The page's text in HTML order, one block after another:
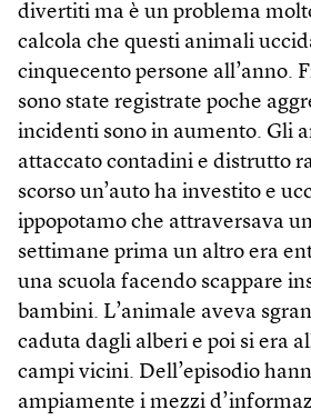
divertiti ma è un problema
calcola che questi animali
cinquecento persone all’anno.
sono state registrate poche
incidenti sono in aumento. Gli
attaccato contadini e distrutto
scorso un’auto ha investito e
ippopotamo che attraversava
settimane prima un altro era
una scuola facendo scappare
bambini. L’animale aveva
caduta dagli alberi e poi si era
campi vicini. Dell’episodio
ampiamente i mezzi